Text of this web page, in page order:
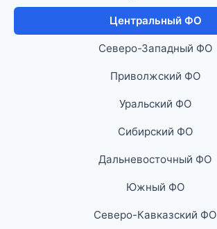
Центральный ФО
Северо-Западный ФО
Приволжский ФО
Уральский ФО
Сибирский ФО
Дальневосточный ФО
Южный ФО
Северо-Кавказский ФО